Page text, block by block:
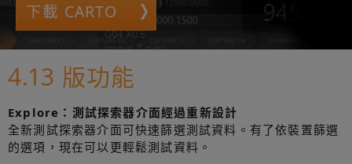
下載 CARTO
4.13 版功能
Explore：測試探索器介面經過重新設計
全新測試探索器介面可快速篩選測試資料。有了依裝置篩選
的選項，現在可以更輕鬆測試資料。